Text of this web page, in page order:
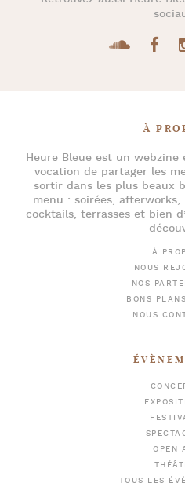
À
Heure Bleueest un webzine
vocation de partager les
sortir dans les plus beaux
menu : soirées, afterworks,
cocktails, terrasses et bien
À
NOUS
NOS
BONS
NOUS
OPEN